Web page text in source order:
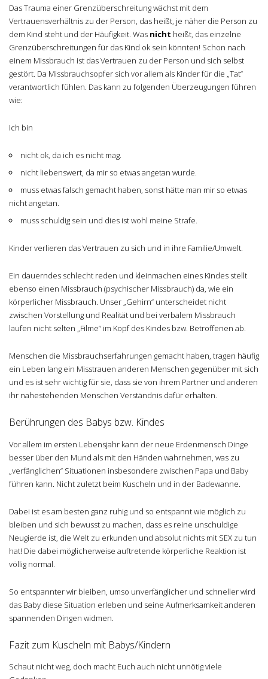
Das Trauma einer Grenzüberschreitung wächst mit dem
Vertrauensverhältnis zu der Person, das heißt, je näher die Person zu
dem Kind steht und der Häufigkeit. Was nicht heißt, das einzelne
Grenzüberschreitungen für das Kind ok sein könnten! Schon nach
einem Missbrauch ist das Vertrauen zu der Person und sich selbst
gestört. Da Missbrauchsopfer sich vor allem als Kinder für die „Tat“
verantwortlich fühlen. Das kann zu folgenden Überzeugungen führen
wie:
Ich bin
nicht ok, da ich es nicht mag.
nicht liebenswert, da mir so etwas angetan wurde.
muss etwas falsch gemacht haben, sonst hätte man mir so etwas
nicht angetan.
muss schuldig sein und dies ist wohl meine Strafe.
Kinder verlieren das Vertrauen zu sich und in ihre Familie/Umwelt.
Ein dauerndes schlecht reden und kleinmachen eines Kindes stellt
ebenso einen Missbrauch (psychischer Missbrauch) da, wie ein
körperlicher Missbrauch. Unser „Gehirn“ unterscheidet nicht
zwischen Vorstellung und Realität und bei verbalem Missbrauch
laufen nicht selten „Filme“ im Kopf des Kindes bzw. Betroffenen ab.
Menschen die Missbrauchserfahrungen gemacht haben, tragen häufig
ein Leben lang ein Misstrauen anderen Menschen gegenüber mit sich
und es ist sehr wichtig für sie, dass sie von ihrem Partner und anderen
ihr nahestehenden Menschen Verständnis dafür erhalten.
Berührungen des Babys bzw. Kindes
Vor allem im ersten Lebensjahr kann der neue Erdenmensch Dinge
besser über den Mund als mit den Händen wahrnehmen, was zu
„verfänglichen“ Situationen insbesondere zwischen Papa und Baby
führen kann. Nicht zuletzt beim Kuscheln und in der Badewanne.
Dabei ist es am besten ganz ruhig und so entspannt wie möglich zu
bleiben und sich bewusst zu machen, dass es reine unschuldige
Neugierde ist, die Welt zu erkunden und absolut nichts mit SEX zu tun
hat! Die dabei möglicherweise auftretende körperliche Reaktion ist
völlig normal.
So entspannter wir bleiben, umso unverfänglicher und schneller wird
das Baby diese Situation erleben und seine Aufmerksamkeit anderen
spannenden Dingen widmen.
Fazit zum Kuscheln mit Babys/Kindern
Schaut nicht weg, doch macht Euch auch nicht unnötig viele